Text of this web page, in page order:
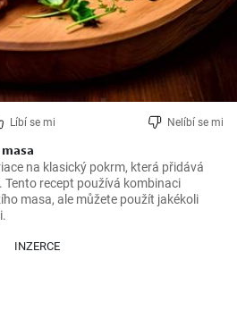
Líbí se mi Nelíbí se mi
na klasický pokrm, která přidává
recept používá kombinaci
masa, ale můžete použít jakékoli
INZERCE